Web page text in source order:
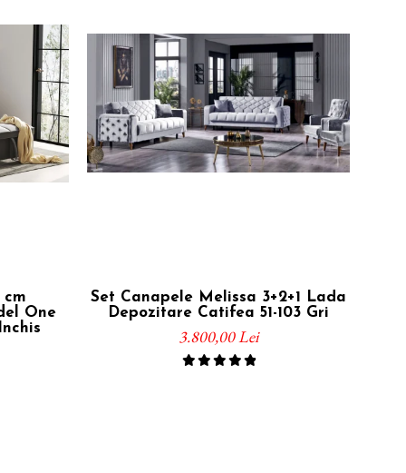
cm
One
Set Canapele Melissa 3+2+1 Lada
Depozitare Catifea 51-103 Gri
3.800,00 Lei